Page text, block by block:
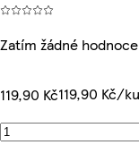
Zatím žádné
119,90 Kč119,90 Kč/